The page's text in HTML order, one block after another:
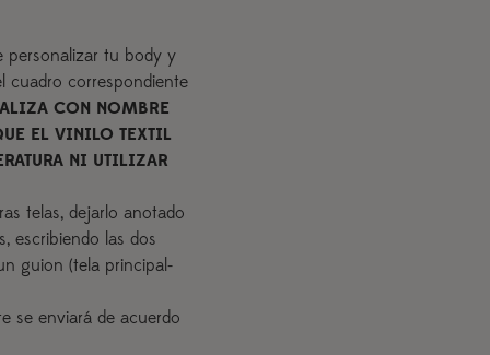
personalizar tu body y
cuadro correspondiente
CON NOMBRE
EL VINILO TEXTIL
NI UTILIZAR
telas, dejarlo anotado
escribiendo las dos
guion (tela principal-
se enviará de acuerdo